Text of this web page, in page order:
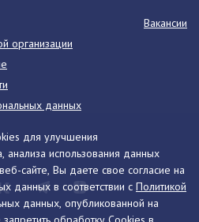
для улучшения
анализа использования данных
сайте, Вы даете свое согласие на
данных в соответствии с Политикой
данных, опубликованной на
Вакансии
организации
данных